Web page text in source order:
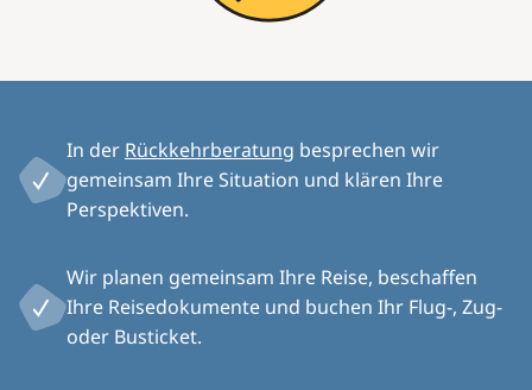
In der Rückkehrberatung besprechen wir
gemeinsam Ihre Situation und klären Ihre
Perspektiven.
Wir planen gemeinsam Ihre Reise, beschaffen
Ihre Reisedokumente und buchen Ihr Flug-, Zug-
oder Busticket.